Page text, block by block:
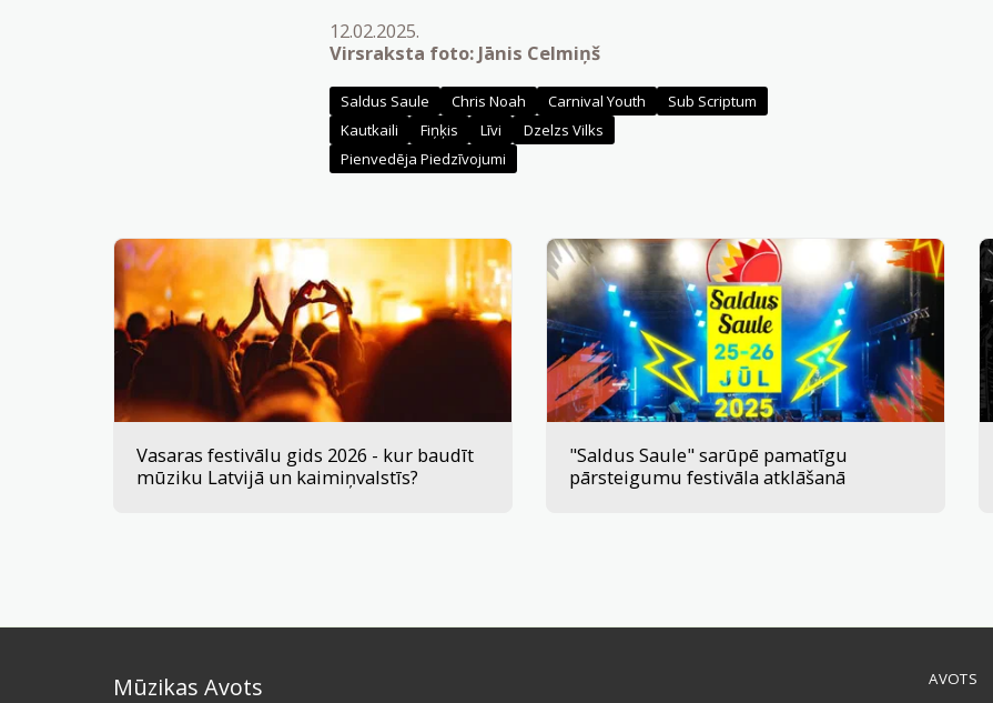
12.02.2025.
Virsraksta foto: Jānis Celmiņš
Saldus Saule Chris Noah Carnival Youth
Sub Scriptum
Kautkaili
Fiņķis Līvi
Dzelzs Vilks
Pienvedēja Piedzīvojumi
Vasaras festivālu gids 2026 - kur baudīt
mūziku Latvijā un kaimiņvalstīs?
"Saldus Saule" sarūpē pamatīgu
pārsteigumu festivāla atklāšanā
Mūzikas Avots AVOTS